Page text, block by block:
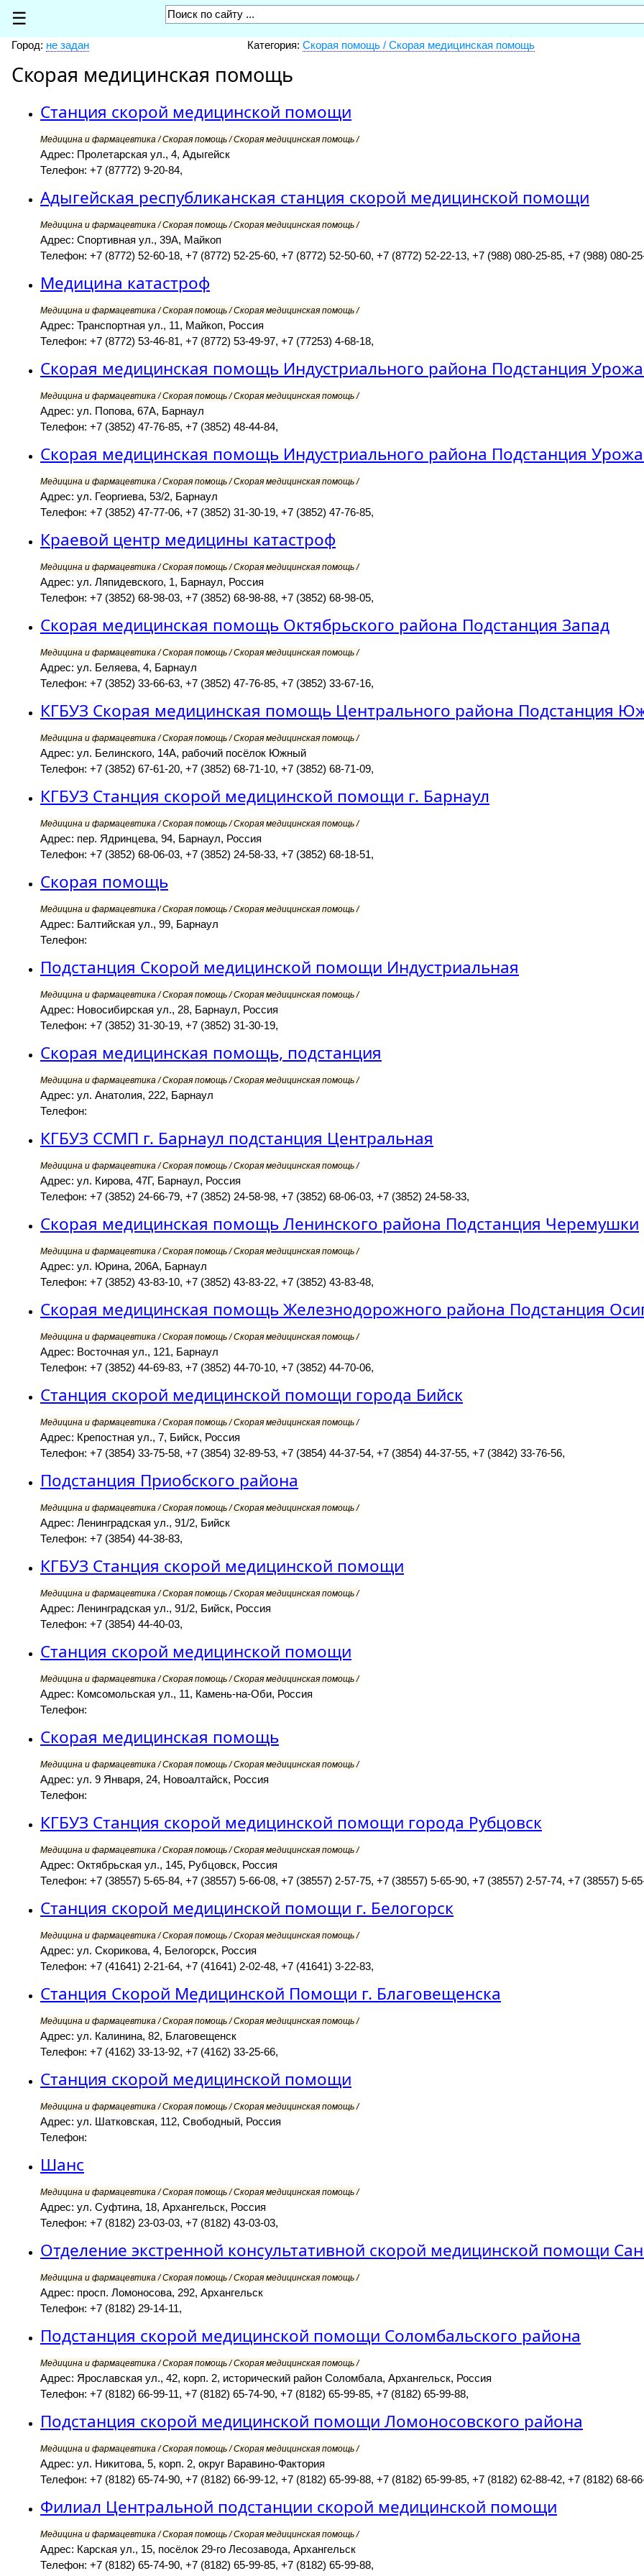
☰
Город: не задан Категория: Скорая помощь / Скорая медицинская помощь
Скорая медицинская помощь
Станция скорой медицинской помощи
Медицина и фармацевтика / Скорая помощь / Скорая медицинская помощь /
Адрес: Пролетарская ул., 4, Адыгейск
Телефон: +7 (87772) 9-20-84,
Адыгейская республиканская станция скорой медицинской помощи
Медицина и фармацевтика / Скорая помощь / Скорая медицинская помощь /
Адрес: Спортивная ул., 39А, Майкоп
Телефон: +7 (8772) 52-60-18, +7 (8772) 52-25-60, +7 (8772) 52-50-60, +7 (8772) 52-22-13, +7 (988) 080-25-85, +7 (988) 080-
Медицина катастроф
Медицина и фармацевтика / Скорая помощь / Скорая медицинская помощь /
Адрес: Транспортная ул., 11, Майкоп, Россия
Телефон: +7 (8772) 53-46-81, +7 (8772) 53-49-97, +7 (77253) 4-68-18,
Скорая медицинская помощь Индустриального района Подстанция
Медицина и фармацевтика / Скорая помощь / Скорая медицинская помощь /
Адрес: ул. Попова, 67А, Барнаул
Телефон: +7 (3852) 47-76-85, +7 (3852) 48-44-84,
Скорая медицинская помощь Индустриального района Подстанция
Медицина и фармацевтика / Скорая помощь / Скорая медицинская помощь /
Адрес: ул. Георгиева, 53/2, Барнаул
Телефон: +7 (3852) 47-77-06, +7 (3852) 31-30-19, +7 (3852) 47-76-85,
Краевой центр медицины катастроф
Медицина и фармацевтика / Скорая помощь / Скорая медицинская помощь /
Адрес: ул. Ляпидевского, 1, Барнаул, Россия
Телефон: +7 (3852) 68-98-03, +7 (3852) 68-98-88, +7 (3852) 68-98-05,
Скорая медицинская помощь Октябрьского района Подстанция Запад
Медицина и фармацевтика / Скорая помощь / Скорая медицинская помощь /
Адрес: ул. Беляева, 4, Барнаул
Телефон: +7 (3852) 33-66-63, +7 (3852) 47-76-85, +7 (3852) 33-67-16,
КГБУЗ Скорая медицинская помощь Центрального района Подстанция
Медицина и фармацевтика / Скорая помощь / Скорая медицинская помощь /
Адрес: ул. Белинского, 14А, рабочий посёлок Южный
Телефон: +7 (3852) 67-61-20, +7 (3852) 68-71-10, +7 (3852) 68-71-09,
КГБУЗ Станция скорой медицинской помощи г. Барнаул
Медицина и фармацевтика / Скорая помощь / Скорая медицинская помощь /
Адрес: пер. Ядринцева, 94, Барнаул, Россия
Телефон: +7 (3852) 68-06-03, +7 (3852) 24-58-33, +7 (3852) 68-18-51,
Скорая помощь
Медицина и фармацевтика / Скорая помощь / Скорая медицинская помощь /
Адрес: Балтийская ул., 99, Барнаул
Телефон:
Подстанция Скорой медицинской помощи Индустриальная
Медицина и фармацевтика / Скорая помощь / Скорая медицинская помощь /
Адрес: Новосибирская ул., 28, Барнаул, Россия
Телефон: +7 (3852) 31-30-19, +7 (3852) 31-30-19,
Скорая медицинская помощь, подстанция
Медицина и фармацевтика / Скорая помощь / Скорая медицинская помощь /
Адрес: ул. Анатолия, 222, Барнаул
Телефон:
КГБУЗ ССМП г. Барнаул подстанция Центральная
Медицина и фармацевтика / Скорая помощь / Скорая медицинская помощь /
Адрес: ул. Кирова, 47Г, Барнаул, Россия
Телефон: +7 (3852) 24-66-79, +7 (3852) 24-58-98, +7 (3852) 68-06-03, +7 (3852) 24-58-33,
Скорая медицинская помощь Ленинского района Подстанция Черемушки
Медицина и фармацевтика / Скорая помощь / Скорая медицинская помощь /
Адрес: ул. Юрина, 206А, Барнаул
Телефон: +7 (3852) 43-83-10, +7 (3852) 43-83-22, +7 (3852) 43-83-48,
Скорая медицинская помощь Железнодорожного района Подстанция
Медицина и фармацевтика / Скорая помощь / Скорая медицинская помощь /
Адрес: Восточная ул., 121, Барнаул
Телефон: +7 (3852) 44-69-83, +7 (3852) 44-70-10, +7 (3852) 44-70-06,
Станция скорой медицинской помощи города Бийск
Медицина и фармацевтика / Скорая помощь / Скорая медицинская помощь /
Адрес: Крепостная ул., 7, Бийск, Россия
Телефон: +7 (3854) 33-75-58, +7 (3854) 32-89-53, +7 (3854) 44-37-54, +7 (3854) 44-37-55, +7 (3842) 33-76-56,
Подстанция Приобского района
Медицина и фармацевтика / Скорая помощь / Скорая медицинская помощь /
Адрес: Ленинградская ул., 91/2, Бийск
Телефон: +7 (3854) 44-38-83,
КГБУЗ Станция скорой медицинской помощи
Медицина и фармацевтика / Скорая помощь / Скорая медицинская помощь /
Адрес: Ленинградская ул., 91/2, Бийск, Россия
Телефон: +7 (3854) 44-40-03,
Станция скорой медицинской помощи
Медицина и фармацевтика / Скорая помощь / Скорая медицинская помощь /
Адрес: Комсомольская ул., 11, Камень-на-Оби, Россия
Телефон:
Скорая медицинская помощь
Медицина и фармацевтика / Скорая помощь / Скорая медицинская помощь /
Адрес: ул. 9 Января, 24, Новоалтайск, Россия
Телефон:
КГБУЗ Станция скорой медицинской помощи города Рубцовск
Медицина и фармацевтика / Скорая помощь / Скорая медицинская помощь /
Адрес: Октябрьская ул., 145, Рубцовск, Россия
Телефон: +7 (38557) 5-65-84, +7 (38557) 5-66-08, +7 (38557) 2-57-75, +7 (38557) 5-65-90, +7 (38557) 2-57-74, +7 (38557) 5-
Станция скорой медицинской помощи г. Белогорск
Медицина и фармацевтика / Скорая помощь / Скорая медицинская помощь /
Адрес: ул. Скорикова, 4, Белогорск, Россия
Телефон: +7 (41641) 2-21-64, +7 (41641) 2-02-48, +7 (41641) 3-22-83,
Станция Скорой Медицинской Помощи г. Благовещенска
Медицина и фармацевтика / Скорая помощь / Скорая медицинская помощь /
Адрес: ул. Калинина, 82, Благовещенск
Телефон: +7 (4162) 33-13-92, +7 (4162) 33-25-66,
Станция скорой медицинской помощи
Медицина и фармацевтика / Скорая помощь / Скорая медицинская помощь /
Адрес: ул. Шатковская, 112, Свободный, Россия
Телефон:
Шанс
Медицина и фармацевтика / Скорая помощь / Скорая медицинская помощь /
Адрес: ул. Суфтина, 18, Архангельск, Россия
Телефон: +7 (8182) 23-03-03, +7 (8182) 43-03-03,
Отделение экстренной консультативной скорой медицинской помощи
Медицина и фармацевтика / Скорая помощь / Скорая медицинская помощь /
Адрес: просп. Ломоносова, 292, Архангельск
Телефон: +7 (8182) 29-14-11,
Подстанция скорой медицинской помощи Соломбальского района
Медицина и фармацевтика / Скорая помощь / Скорая медицинская помощь /
Адрес: Ярославская ул., 42, корп. 2, исторический район Соломбала, Архангельск, Россия
Телефон: +7 (8182) 66-99-11, +7 (8182) 65-74-90, +7 (8182) 65-99-85, +7 (8182) 65-99-88,
Подстанция скорой медицинской помощи Ломоносовского района
Медицина и фармацевтика / Скорая помощь / Скорая медицинская помощь /
Адрес: ул. Никитова, 5, корп. 2, округ Варавино-Фактория
Телефон: +7 (8182) 65-74-90, +7 (8182) 66-99-12, +7 (8182) 65-99-88, +7 (8182) 65-99-85, +7 (8182) 62-88-42, +7 (8182) 68-
Филиал Центральной подстанции скорой медицинской помощи
Медицина и фармацевтика / Скорая помощь / Скорая медицинская помощь /
Адрес: Карская ул., 15, посёлок 29-го Лесозавода, Архангельск
Телефон: +7 (8182) 65-74-90, +7 (8182) 65-99-85, +7 (8182) 65-99-88,